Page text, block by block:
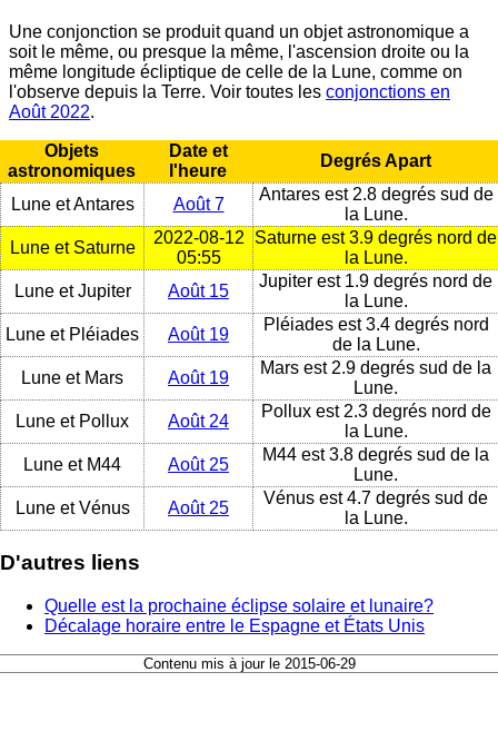
Une conjonction se produit quand un objet astronomique a
soit le même, ou presque la même, l'ascension droite ou la
même longitude écliptique de celle de la Lune, comme on
l'observe depuis la Terre. Voir toutes les conjonctions en
Août 2022.
Objets
astronomiques
Date et
l'heure
Degrés Apart
Lune et Antares Août 7
Antares est 2.8 degrés sud de
la Lune.
Lune et Saturne
2022-08-12
05:55
Saturne est 3.9 degrés nord de
la Lune.
Lune et Jupiter
Août 15
Jupiter est 1.9 degrés nord de
la Lune.
Lune et Pléiades
Août 19
Pléiades est 3.4 degrés nord
de la Lune.
Lune et Mars
Août 19
Mars est 2.9 degrés sud de la
Lune.
Lune et Pollux
Août 24
Pollux est 2.3 degrés nord de
la Lune.
Lune et M44
Août 25
M44 est 3.8 degrés sud de la
Lune.
Lune et Vénus
Août 25
Vénus est 4.7 degrés sud de
la Lune.
D'autres liens
Quelle est la prochaine éclipse solaire et lunaire?
Décalage horaire entre le Espagne et États Unis
Contenu mis à jour le 2015-06-29